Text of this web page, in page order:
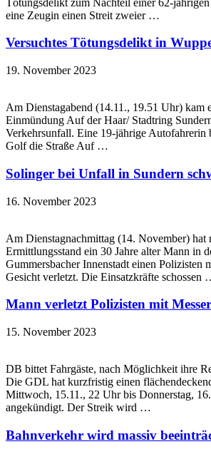
eine Zeugin einen Streit zweier …
Versuchtes Tötungsdelikt in
19. November 2023
Am Dienstagabend (14.11., 19.51 Uhr) kam
Einmündung Auf der Haar/ Stadtring
Verkehrsunfall. Eine 19-jährige
Golf die Straße Auf …
Solinger bei Unfall in Sundern
16. November 2023
Am Dienstagnachmittag (14. November) hat
Ermittlungsstand ein 30 Jahre alter Mann in
Gummersbacher Innenstadt einen Polizisten
Gesicht verletzt. Die Einsatzkräfte schossen
Mann verletzt Polizisten mit Messer
15. November 2023
DB bittet Fahrgäste, nach Möglichkeit ihre
Die GDL hat kurzfristig einen
Mittwoch, 15.11., 22 Uhr bis Donnerstag,
angekündigt. Der Streik wird …
Bahnverkehr wird massiv